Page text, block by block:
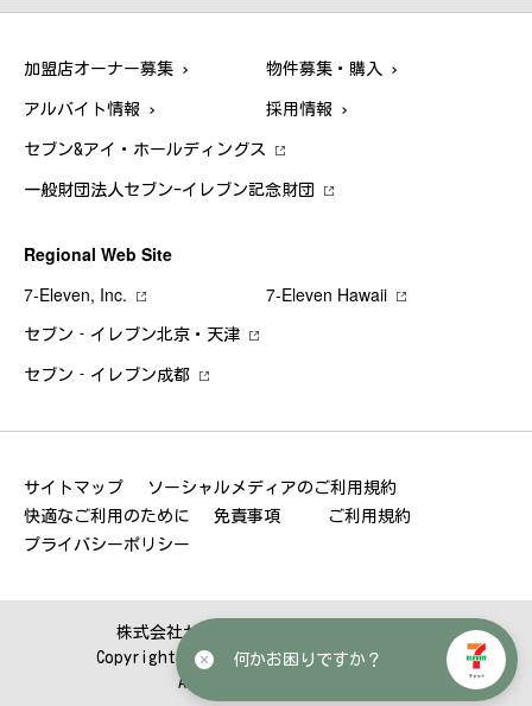
加盟店オーナー募集 物件募集・購入
アルバイト情報 採用情報
セブン&アイ・ホールディングス
一般財団法人セブン-イレブン記念財団
Regional Web Site
7‐Eleven, Inc.
7‐Eleven Hawaii
セブン‐イレブン北京・天津
セブン‐イレブン成都
サイトマップ
ソーシャルメディアのご利用規約
快適なご利用のために
免責事項
ご利用規約
プライバシーポリシー
株式会社セブン‐イレブン・ジャパン
Copyright © SEVEN-ELEVEN JAPAN CO.,LTD.
All Rights Reserved.
何かお困りですか？